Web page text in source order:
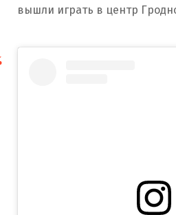
вышли играть в центр